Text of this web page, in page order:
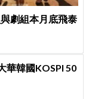
劇組本月底飛泰
華韓國KOSPI 50